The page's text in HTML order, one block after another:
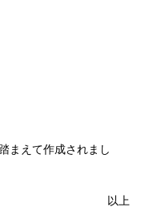
まえて作成されまし
以上